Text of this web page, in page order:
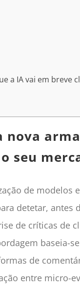
a IA vai em breve
nova
seu
de modelos
detetar, antes
de críticas de
baseia-
de
entre micro-